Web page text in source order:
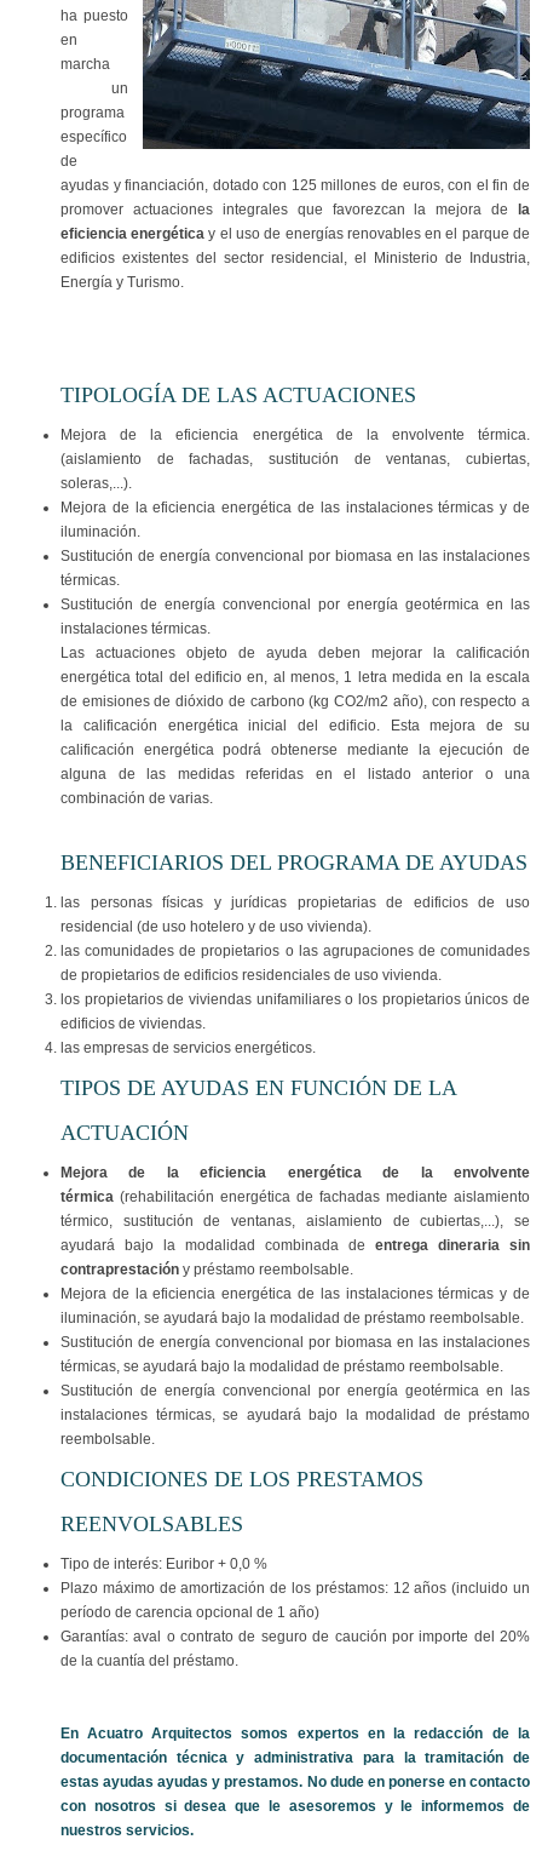
ha puesto
en
marcha
un
programa
específico
de
ayudas y financiación, dotado con 125 millones de euros, con el fin de
promover actuaciones integrales que favorezcan la mejora de
la
eficiencia energética y el uso de energías renovables en el parque de
edificios existentes del sector residencial, el Ministerio de Industria,
Energía y Turismo.
TIPOLOGÍA DE LAS ACTUACIONES
Mejora de la eficiencia energética de la envolvente térmica.
(aislamiento de fachadas, sustitución de ventanas, cubiertas,
soleras,...).
Mejora de la eficiencia energética de las instalaciones térmicas y de
iluminación.
Sustitución de energía convencional por biomasa en las instalaciones
térmicas.
Sustitución de energía convencional por energía geotérmica en las
instalaciones térmicas.
Las actuaciones objeto de ayuda deben mejorar la calificación
energética total del edificio en, al menos, 1 letra medida en la escala
de emisiones de dióxido de carbono (kg CO2/m2 año), con respecto a
la calificación energética inicial del edificio. Esta mejora de su
calificación energética podrá obtenerse mediante la ejecución de
alguna de las medidas referidas en el listado anterior o una
combinación de varias.
BENEFICIARIOS DEL PROGRAMA DE AYUDAS
las personas físicas y jurídicas propietarias de edificios de uso
residencial (de uso hotelero y de uso vivienda).
las comunidades de propietarios o las agrupaciones de comunidades
de propietarios de edificios residenciales de uso vivienda.
los propietarios de viviendas unifamiliares o los propietarios únicos de
edificios de viviendas.
las empresas de servicios energéticos.
TIPOS DE AYUDAS EN FUNCIÓN DE LA
ACTUACIÓN
Mejora de la eficiencia energética de la envolvente
térmica (rehabilitación energética de fachadas mediante aislamiento
térmico, sustitución de ventanas, aislamiento de cubiertas,...), se
ayudará bajo la modalidad combinada de entrega dineraria sin
contraprestación y préstamo reembolsable.
Mejora de la eficiencia energética de las instalaciones térmicas y de
iluminación, se ayudará bajo la modalidad de préstamo reembolsable.
Sustitución de energía convencional por biomasa en las instalaciones
térmicas, se ayudará bajo la modalidad de préstamo reembolsable.
Sustitución de energía convencional por energía geotérmica en las
instalaciones térmicas, se ayudará bajo la modalidad de préstamo
reembolsable.
CONDICIONES DE LOS PRESTAMOS
REENVOLSABLES
Tipo de interés: Euribor + 0,0 %
Plazo máximo de amortización de los préstamos: 12 años (incluido un
período de carencia opcional de 1 año)
Garantías: aval o contrato de seguro de caución por importe del 20%
de la cuantía del préstamo.
En Acuatro Arquitectos somos expertos en la redacción de la
documentación técnica y administrativa para la tramitación de
estas ayudas ayudas y prestamos. No dude en ponerse en contacto
con nosotros si desea que le asesoremos y le informemos de
nuestros servicios.